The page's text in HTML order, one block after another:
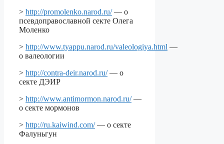
> http://promolenko.narod.ru/— о
псевдоправославной секте Олега
Моленко
> http://www.tyappu.narod.ru/valeologiya.html —
о валеологии
> http://contra-deir.narod.ru/— о
секте ДЭИР
> http://www.antimormon.narod.ru/—
о секте мормонов
> http://ru.kaiwind.com/— о секте
Фалуньгун